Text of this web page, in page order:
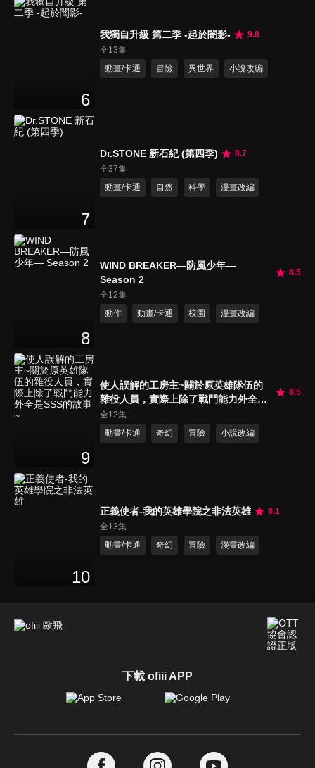
6
我獨自升級 第二季 -起於闇影-
9.8
全13集
動畫/卡通
冒險 異世界 小說改編
7
Dr.STONE 新石紀 (第四季)
8.7
全37集
動畫/卡通
自然 科學 漫畫改編
8
WIND BREAKER—防風少年—
Season 2
8.5
全12集
動作
動畫/卡通 校園 漫畫改編
9
使人誤解的工房主~關於原英雄隊伍的
雜役人員，實際上除了戰鬥能力外全是
SSS的故事~
8.5
全12集
動畫/卡通
奇幻 冒險 小說改編
10
正義使者-我的英雄學院之非法英雄
8.1
全13集
動畫/卡通
奇幻 冒險 漫畫改編
下載 ofiii APP